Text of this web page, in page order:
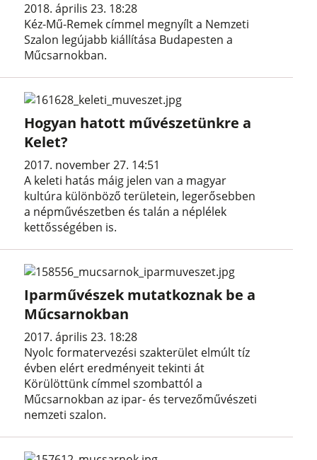
2018. április 23. 18:28
Kéz-Mű-Remek címmel megnyílt a Nemzeti
Szalon legújabb kiállítása Budapesten a
Műcsarnokban.
Hogyan hatott művészetünkre a
Kelet?
2017. november 27. 14:51
A keleti hatás máig jelen van a magyar
kultúra különböző területein, legerősebben
a népművészetben és talán a néplélek
kettősségében is.
Iparművészek mutatkoznak be a
Műcsarnokban
2017. április 23. 18:28
Nyolc formatervezési szakterület elmúlt tíz
évben elért eredményeit tekinti át
Körülöttünk címmel szombattól a
Műcsarnokban az ipar- és tervezőművészeti
nemzeti szalon.